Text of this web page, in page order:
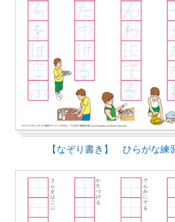
【なぞり書き】 ひらがな練